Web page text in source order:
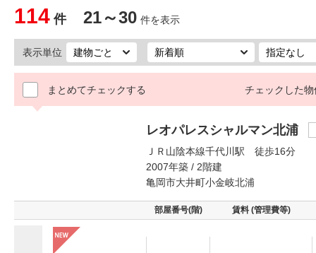
114 件 21～30 件を表示
表示単位
まとめてチェックする チェックした物
レオパレスシャルマン北浦
ＪＲ山陰本線千代川駅 徒歩16分
2007年築 / 2階建
亀岡市大井町小金岐北浦
部屋番号(階) 賃料 (管理費等)